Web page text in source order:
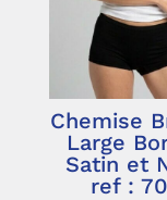
Chemise
Large
Satin et
ref :